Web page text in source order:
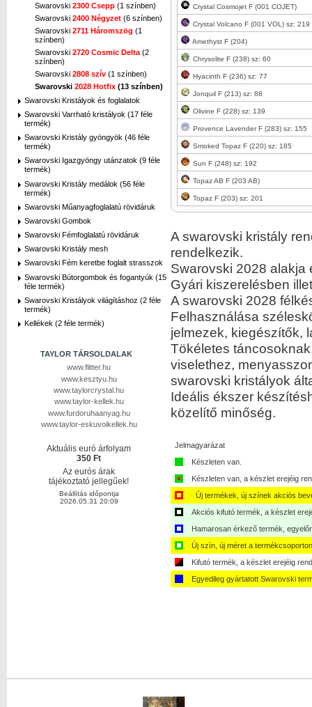
Swarovski 2300 Csepp (1 színben)
Swarovski 2400 Négyzet (6 színben)
Swarovski 2711 Háromszög (1
színben)
Swarovski 2720 Cosmic Delta (2
színben)
Swarovski 2808 szív (1 színben)
Swarovski 2028 Hotfix (13 színben)
Swarovski Kristályok és foglalatok
Swarovski Varrható kristályok (17 féle
termék)
Swarovski Kristály gyöngyök (46 féle
termék)
Swarovski Igazgyöngy utánzatok (9 féle
termék)
Swarovski Kristály medálok (56 féle
termék)
Swarovski Műanyagfoglalatú rövidáruk
Swarovski Gombok
Swarovski Fémfoglalatú rövidáruk
Swarovski Kristály mesh
Swarovski Fém keretbe foglalt strasszok
Swarovski Bútorgombok és fogantyúk (15
féle termék)
Swarovski Kristályok világításhoz (2 féle
termék)
Kellékek (2 féle termék)
TAYLOR TÁRSOLDALAK
www.flitter.hu
www.kesztyu.hu
www.taylorcrystal.hu
www.taylor-kellek.hu
www.furdoruhaanyag.hu
www.taylor-eskuvoikellek.hu
Aktuális euró árfolyam
350 Ft
Az eurós árak
tájékoztató jellegűek!
Beállítás időpontja
2026.05.31 20:09
Crystal Cosmojet F (001 COJET)
Crystal Volcano F (001 VOL) sz: 219
Amethyst F (204)
Chrysolite F (238) sz: 60
Hyacinth F (236) sz: 77
Jonquil F (213) sz: 88
Olivine F (228) sz: 139
Provence Lavender F (283) sz: 155
Smoked Topaz F (220) sz: 185
Sun F (248) sz: 192
Topaz AB F (203 AB)
Topaz F (203) sz: 201
A swarovski kristály
rendelkezik.
Swarovski 2028 alakja
Gyári kiszerelésben
A swarovski 2028
Felhasználása
jelmezek, kiegészítők,
Tökéletes
viselethez,
swarovski kristályok
Ideális ékszer
közelítő minőség.
Jelmagyarázat
Készleten van.
Készleten van, a készlet erejéig
Új termékek, új színek akciós
Akciós kifutó termék, a készlet
Hamarosan érkező termék,
Új szín, új méret a
Kifutó termék, a készlet erejéig
Egyedileg gyártatott Swarovski